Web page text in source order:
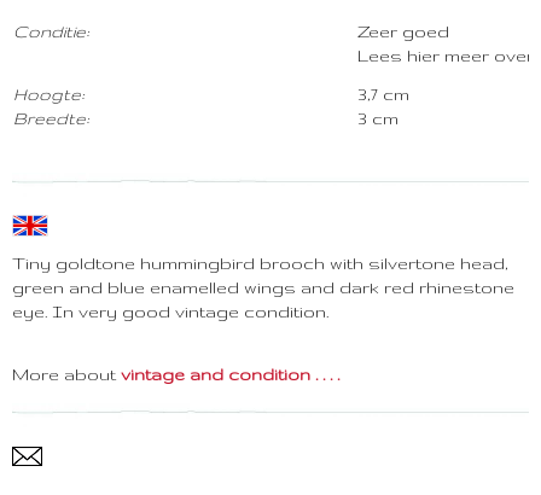
Conditie:
Hoogte:
Breedte:
Zeer goed
Lees hier meer over
3,7 cm
3 cm
Tiny goldtone hummingbird brooch with silvertone head,
green and blue enamelled wings and dark red rhinestone
eye. In very good vintage condition.
More about vintage and condition . . . .